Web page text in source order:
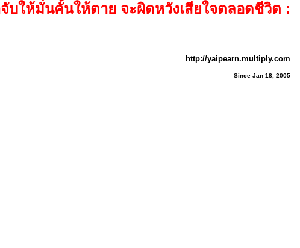
บให้มั่นคั้นให้ตาย จะผิดหวังเสียใจตลอดชีวิต :
http://yaipearn.multiply.com
Since Jan 18, 2005